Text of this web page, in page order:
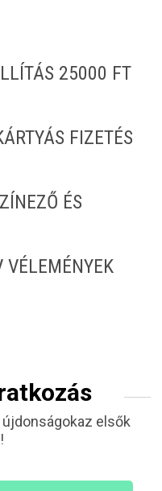
25000 FT
FIZETÉS
ÉS
VÉLEMÉNYEK
elsők